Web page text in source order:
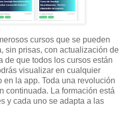
cursos que se pueden
sin prisas, con actualización de
de que todos los cursos están
visualizar en cualquier
en la app. Toda una revolución
continuada. La formación está
y cada uno se adapta a las